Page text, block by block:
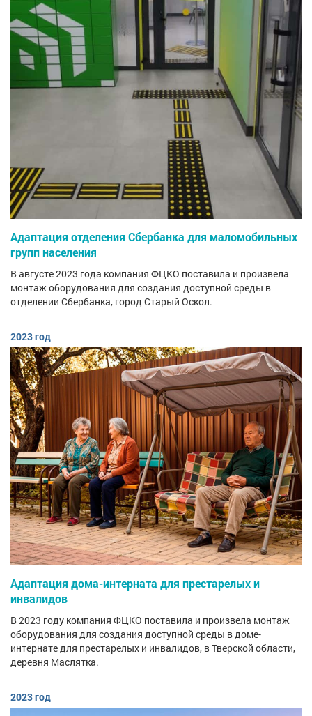
Адаптация отделения Сбербанка для маломобильных
групп населения
В августе 2023 года компания ФЦКО поставила и произвела
монтаж оборудования для создания доступной среды в
отделении Сбербанка, город Старый Оскол.
2023 год
Адаптация дома-интерната для престарелых и
инвалидов
В 2023 году компания ФЦКО поставила и произвела монтаж
оборудования для создания доступной среды в доме-
интернате для престарелых и инвалидов, в Тверской области,
деревня Маслятка.
2023 год